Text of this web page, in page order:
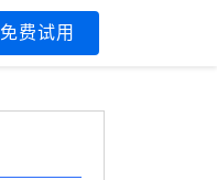
免费试用